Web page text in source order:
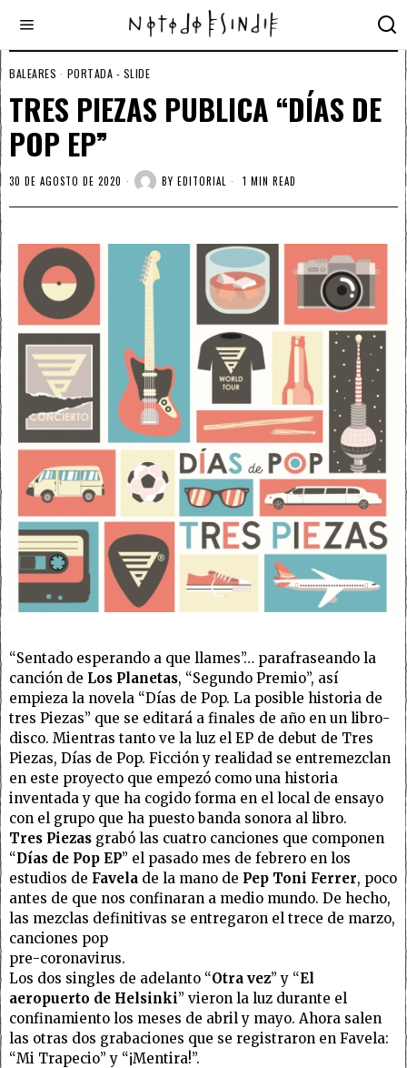
BALEARES · PORTADA - SLIDE
TRES PIEZAS PUBLICA “DÍAS DE
POP EP”
30 DE AGOSTO DE 2020 BY EDITORIAL 1 MIN READ
“Sentado esperando a que llames”… parafraseando la
canción de Los Planetas, “Segundo Premio”, así
empieza la novela “Días de Pop. La posible historia de
tres Piezas” que se editará a finales de año en un libro-
disco. Mientras tanto ve la luz el EP de debut de Tres
Piezas, Días de Pop. Ficción y realidad se entremezclan
en este proyecto que empezó como una historia
inventada y que ha cogido forma en el local de ensayo
con el grupo que ha puesto banda sonora al libro.
Tres Piezas grabó las cuatro canciones que componen
“Días de Pop EP” el pasado mes de febrero en los
estudios de Favela de la mano de Pep Toni Ferrer, poco
antes de que nos confinaran a medio mundo. De hecho,
las mezclas definitivas se entregaron el trece de marzo,
canciones pop
pre-coronavirus.
Los dos singles de adelanto “Otra vez” y “El
aeropuerto de Helsinki” vieron la luz durante el
confinamiento los meses de abril y mayo. Ahora salen
las otras dos grabaciones que se registraron en Favela:
“Mi Trapecio” y “¡Mentira!”.